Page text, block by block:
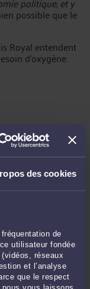
des cookies
de
utilisateur fondée
réseaux
et l’analyse
que le respect
vous laissons
possible que le
Royal entendent
d'oxygène.
Network et
et du
des
électroniques.
du 22 avril 2021 --
comment-
connexion
traités, le